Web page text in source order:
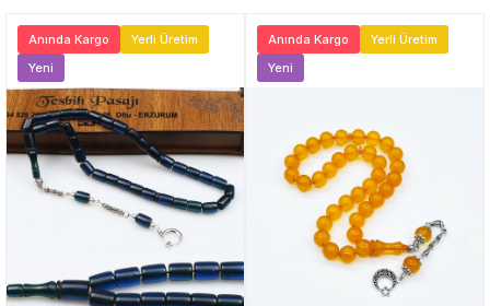
Anında Kargo
Yerli Üretim
Yeni
Anında Kargo
Yerli Üretim
Yeni